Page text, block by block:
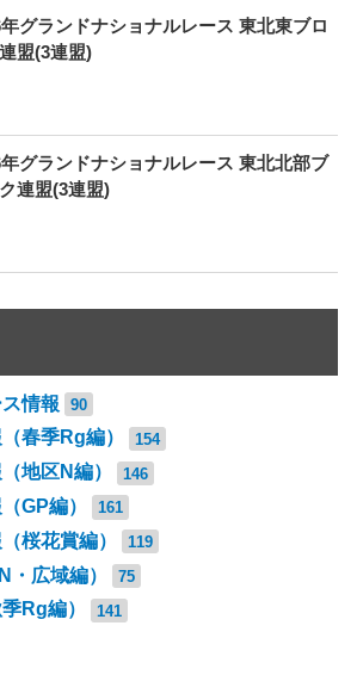
グランドナショナルレース 東北東ブロ
盟(3連盟)
グランドナショナルレース 東北北部ブ
連盟(3連盟)
情報 90
春季Rg編） 154
地区N編） 146
GP編） 161
桜花賞編） 119
・広域編） 75
Rg編） 141